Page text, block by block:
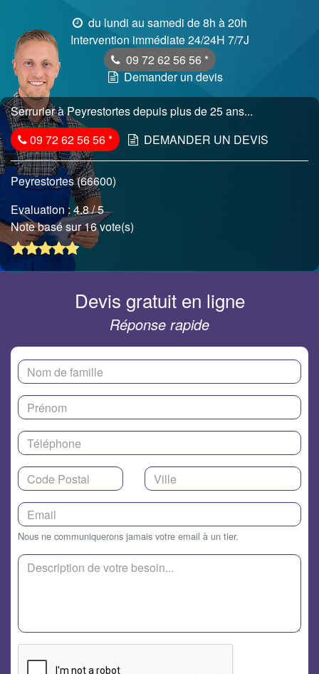
du lundi au samedi de 8h à 20h
Intervention immédiate 24/24H 7/7J
09 72 62 56 56 *
Demander un devis
Serrurier à Peyrestortes depuis plus de 25 ans...
09 72 62 56 56* DEMANDER UN DEVIS
Peyrestortes (66600)
Evaluation :4.8/ 5
Note basé sur 16 vote(s)
Devis gratuit en ligne
Réponse rapide
Nous ne communiquerons jamais votre email à un tier.